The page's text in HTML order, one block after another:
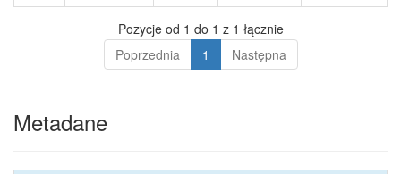
Pozycje od 1 do 1 z 1 łącznie
Poprzednia
1 Następna
Metadane